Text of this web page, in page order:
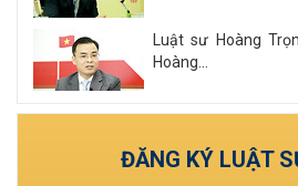
Luật sư Hoàng
Hoàng...
ĐĂNG KÝ LUẬT